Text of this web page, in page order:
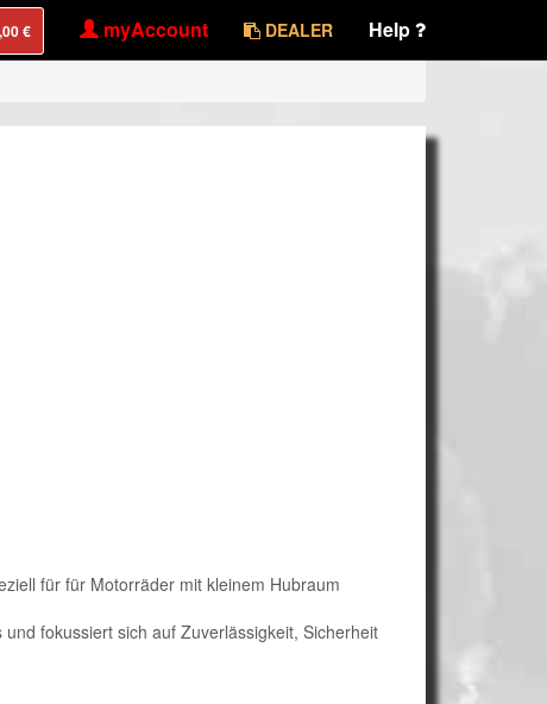
myAccount DEALER Help
für für Motorräder mit kleinem Hubraum
fokussiert sich auf Zuverlässigkeit, Sicherheit